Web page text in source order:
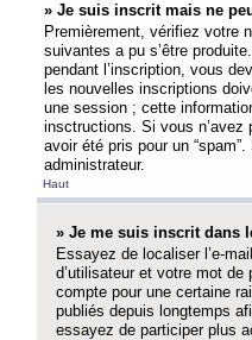
» Je suis inscrit mais ne
Premièrement, vérifiez votre
suivantes a pu s’être
pendant l’inscription, vous
les nouvelles inscriptions
une session ; cette
insctructions. Si vous n’avez
avoir été pris pour un
administrateur.
Haut
» Je me suis inscrit dans
Essayez de localiser l’e-
d’utilisateur et votre mot
compte pour une certaine
publiés depuis longtemps
essayez de participer plus